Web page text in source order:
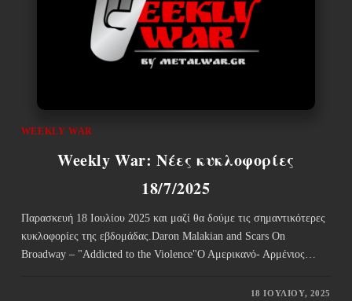
WEEKLY WAR
Weekly War: Νέες κυκλοφορίες
18/7/2025
Παρασκευή 18 Ιουλίου 2025 και μαζί θα δούμε τις σημαντικότερες
κυκλοφορίες της εβδομάδας.Daron Malakian and Scars On
Broadway – "Addicted to the Violence"Ο Αμερικανό- Αρμένιος…
18 ΙΟΥΛΊΟΥ, 2025